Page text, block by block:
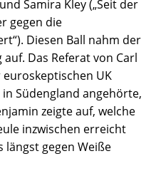
Samira Kley („Seit der
gegen die
Diesen Ball nahm der
Das Referat von Carl
UK
Südengland angehörte,
zeigte auf, welche
inzwischen erreicht
längst gegen Weiße